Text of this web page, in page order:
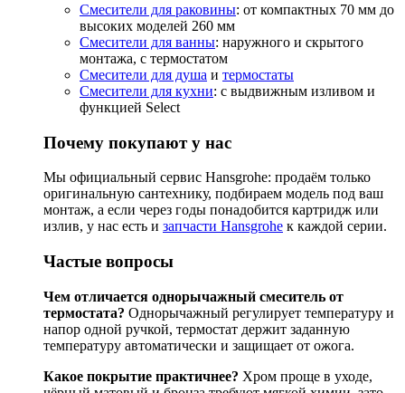
Смесители для раковины: от компактных 70 мм до
высоких моделей 260 мм
Смесители для ванны: наружного и скрытого
монтажа, с термостатом
Смесители для душа и термостаты
Смесители для кухни: с выдвижным изливом и
функцией Select
Почему покупают у нас
Мы официальный сервис Hansgrohe: продаём только
оригинальную сантехнику, подбираем модель под ваш
монтаж, а если через годы понадобится картридж или
излив, у нас есть и запчасти Hansgrohe к каждой серии.
Частые вопросы
Чем отличается однорычажный смеситель от
термостата? Однорычажный регулирует температуру и
напор одной ручкой, термостат держит заданную
температуру автоматически и защищает от ожога.
Какое покрытие практичнее? Хром проще в уходе,